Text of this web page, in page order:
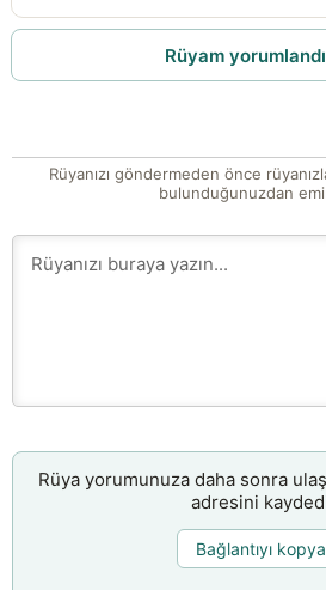
Rüyam yorumlandı
Rüyanızı göndermeden önce
bulunduğunuzdan
Rüya yorumunuza daha sonra
adresini
Bağlantıyı